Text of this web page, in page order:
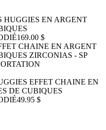
HUGGIES EN ARGENT
169.00 $
EFFET CHAINE EN
DE CUBIQUES
49.95 $